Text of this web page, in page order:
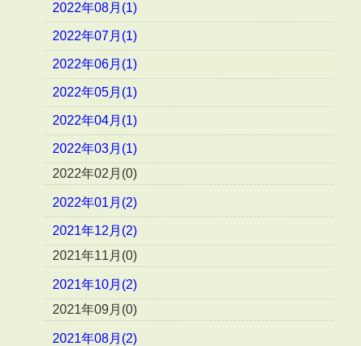
2022年08月(1)
2022年07月(1)
2022年06月(1)
2022年05月(1)
2022年04月(1)
2022年03月(1)
2022年02月(0)
2022年01月(2)
2021年12月(2)
2021年11月(0)
2021年10月(2)
2021年09月(0)
2021年08月(2)